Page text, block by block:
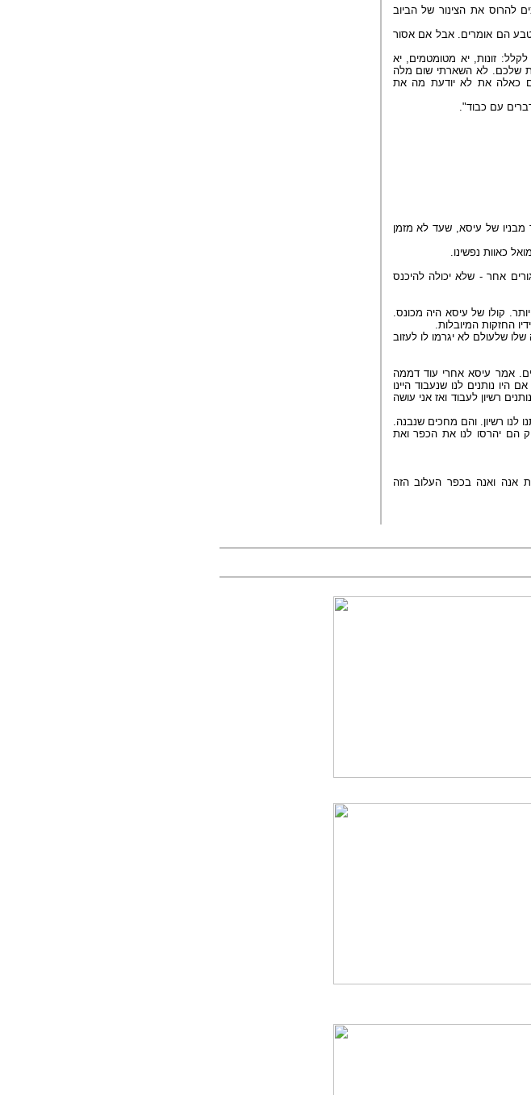
להרוס את הצינור של הביוב
טבע הם אומרים. אבל אם אסור
זונות, יא מטומטמים, יא
שלכם. לא השארתי שום מלה
כאלה את לא יודעת מה את
עם כבוד".
של עיסא, שעד לא מזמן
כאוות נפשינו.
אחר - שלא יכולה להיכנס
קולו של עיסא היה מכונס.
החזקות המיובלות.
שלעולם לא יגרמו לו לעזוב
אמר עיסא אחרי עוד דממה
היו נותנים לנו שנעבוד היינו
רשיון לעבוד ואז אני עושה
לנו רשיון. והם מחכים שנבנה.
הם יהרסו לנו את הכפר ואת
אנה ואנה בכפר העלוב הזה